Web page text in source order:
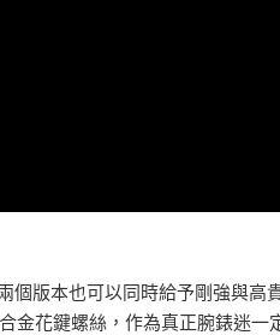
個版本也可以同時給予剛強與高
金花鍵螺絲，作為真正腕錶迷一